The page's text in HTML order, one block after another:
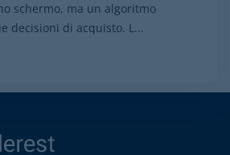
schermo, ma un algoritmo
decisioni di acquisto. L...